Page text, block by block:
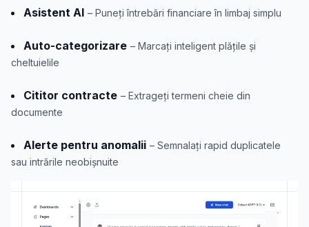
Asistent AI – Puneți întrebări financiare în limbaj simplu
Auto-categorizare – Marcați inteligent plățile și
cheltuielile
Cititor contracte – Extrageți termeni cheie din
documente
Alerte pentru anomalii – Semnalați rapid duplicatele
sau intrările neobișnuite